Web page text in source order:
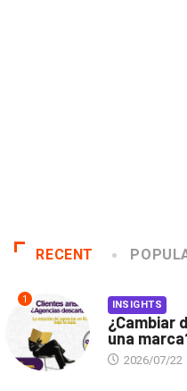
RECENT
1 INSIGHTS
¿Cambiar
una
2026/07/22